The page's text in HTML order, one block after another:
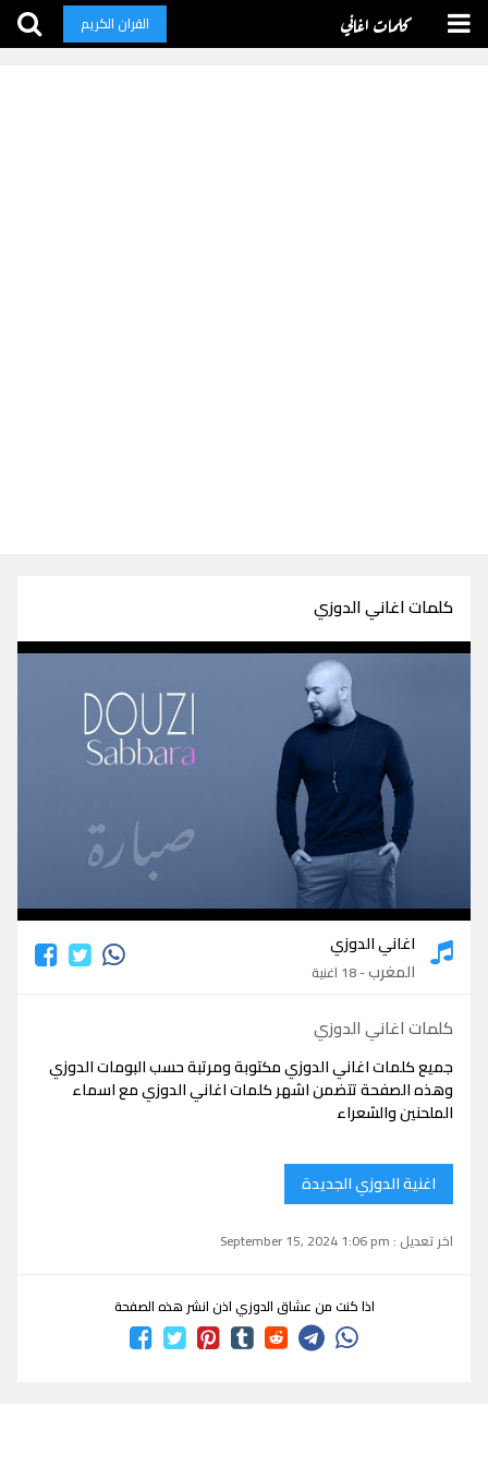
كلمات اغاني القران الكريم
كلمات اغاني الدوزي
كلمات اغاني الدوزي
اغاني الدوزي
المغرب- 18 اغنية
كلمات اغاني الدوزي
جميع كلمات اغاني الدوزي مكتوبة ومرتبة حسب البومات الدوزي
وهذه الصفحة تتضمن اشهر كلمات اغاني الدوزي مع اسماء
الملحنين والشعراء
اغنية الدوزي الجديدة
اخر تعديل : September 15, 2024 1:06 pm
اذا كنت من عشاق الدوزي اذن انشر هذه الصفحة